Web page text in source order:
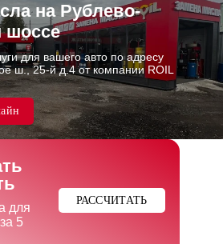
на Рублево-
шоссе
для вашего авто по адресу
ш., 25-й д.4 от компании ROIL
для
5
РАССЧИТАТЬ